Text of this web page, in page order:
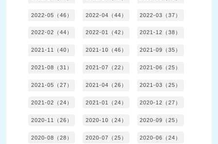
2022-05（46） 2022-04（44） 2022-03（37）
2022-02（44） 2022-01（42） 2021-12（38）
2021-11（40） 2021-10（46） 2021-09（35）
2021-08（31） 2021-07（22） 2021-06（25）
2021-05（27） 2021-04（26） 2021-03（25）
2021-02（24） 2021-01（24） 2020-12（27）
2020-11（26） 2020-10（24） 2020-09（25）
2020-08（28） 2020-07（25） 2020-06（24）